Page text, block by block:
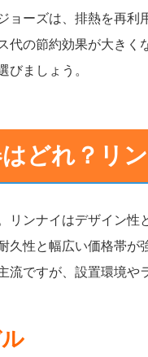
ーズは、排熱を再利
の節約効果が大きく
びましょう。
どれ？リ
ンナイはデザイン性
性と幅広い価格帯
ですが、設置環境や